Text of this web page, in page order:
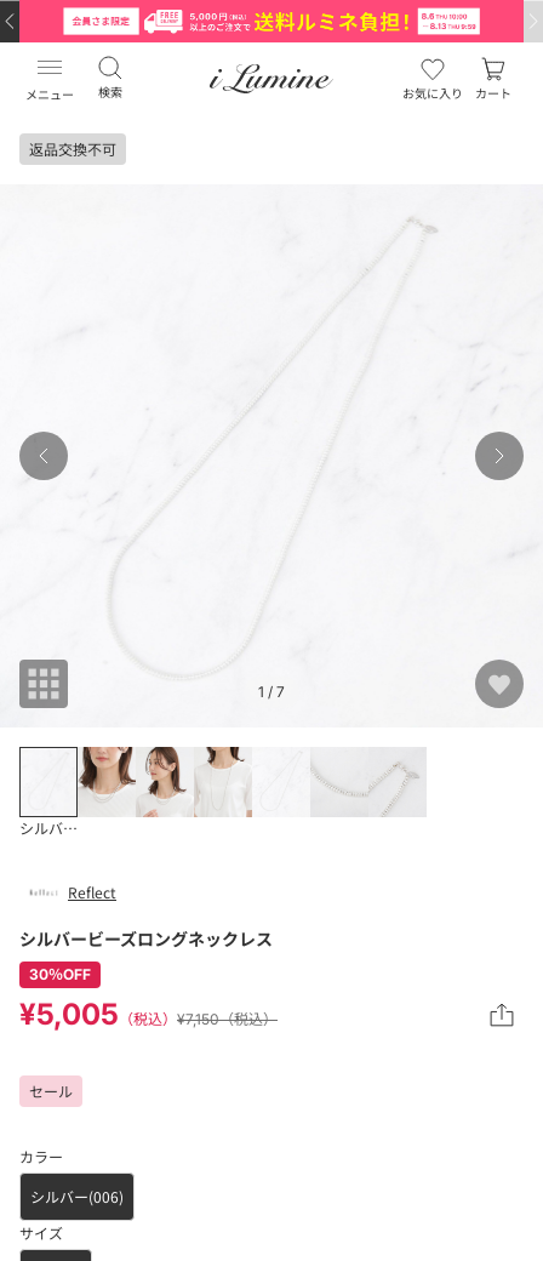
メニュー 検索 お気に入り カート
返品交換不可
1 / 7
シルバー(006)
Reflect
シルバービーズロングネックレス
30％OFF
¥5,005 （税込） ¥7,150（税込）
セール
カラー
シルバー(006)
サイズ